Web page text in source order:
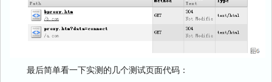
最后简单看一下实测的几个测试页面代码：